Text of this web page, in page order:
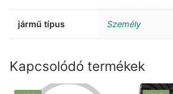
jármű típus Személy
Kapcsolódó termékek